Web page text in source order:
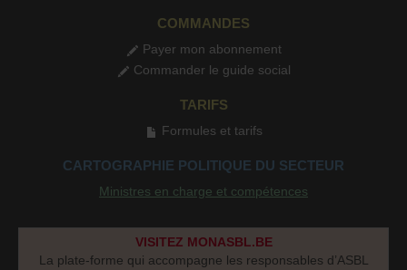
COMMANDES
Payer mon abonnement
Commander le guide social
TARIFS
Formules et tarifs
CARTOGRAPHIE POLITIQUE DU SECTEUR
Ministres en charge et compétences
VISITEZ MONASBL.BE
La plate-forme qui accompagne les responsables d’ASBL